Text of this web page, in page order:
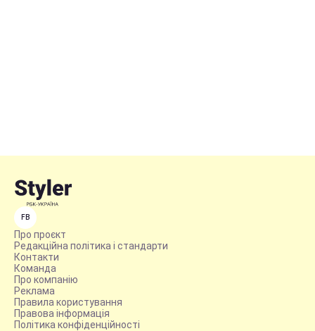
FB
Про проєкт
Редакційна політика і стандарти
Контакти
Команда
Про компанію
Реклама
Правила користування
Правова інформація
Політика конфіденційності